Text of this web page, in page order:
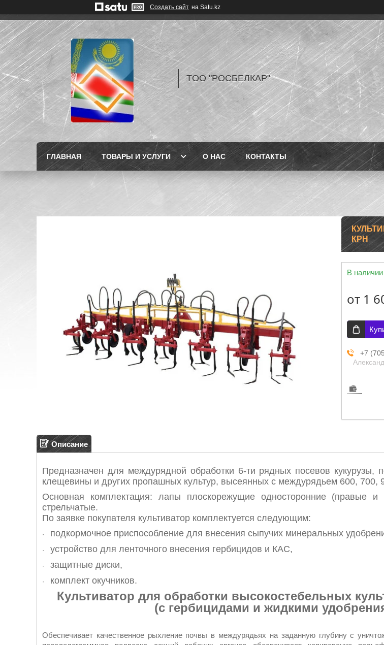
Создать сайт на Satu.kz
TOO "РОСБЕЛКАР"
ГЛАВНАЯ ТОВАРЫ И УСЛУГИ О НАС КОНТАКТЫ
КРН
В наличии
от 1
+7
Описание
Предназначен для междурядной обработки 6-ти рядных посевов кукурузы,
клещевины и других пропашных культур, высеянных с междурядьем 600, 700,
Основная комплектация: лапы плоскорежущие односторонние (правые
стрельчатые.
По заявке покупателя культиватор комплектуется следующим:
· подкормочное приспособление для внесения сыпучих минеральных
· устройство для ленточного внесения гербицидов и КАС,
· защитные диски,
· комплект окучников.
Культиватор для обработки высокостебельных
(с гербицидами и жидкими
Обеспечивает качественное рыхление почвы в междурядьях на заданную глубину с